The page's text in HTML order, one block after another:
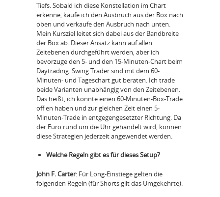
Tiefs. Sobald ich diese Konstellation im Chart
erkenne, kaufe ich den Ausbruch aus der Box nach
oben und verkaufe den Ausbruch nach unten.
Mein Kursziel leitet sich dabei aus der Bandbreite
der Box ab. Dieser Ansatz kann auf allen
Zeitebenen durchgeführt werden, aber ich
bevorzuge den 5- und den 15-Minuten-Chart beim
Daytrading. Swing Trader sind mit dem 60-
Minuten- und Tageschart gut beraten. Ich trade
beide Varianten unabhängig von den Zeitebenen.
Das heißt, ich könnte einen 60-Minuten-Box-Trade
off en haben und zur gleichen Zeit einen 5-
Minuten-Trade in entgegengesetzter Richtung. Da
der Euro rund um die Uhr gehandelt wird, können
diese Strategien jederzeit angewendet werden.
Welche Regeln gibt es für dieses Setup?
John F. Carter: Für Long-Einstiege gelten die
folgenden Regeln (für Shorts gilt das Umgekehrte):